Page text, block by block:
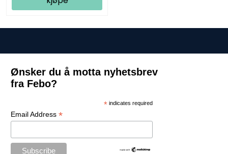
Ønsker du å motta nyhetsbrev
fra Febo?
* indicates required
Email Address *